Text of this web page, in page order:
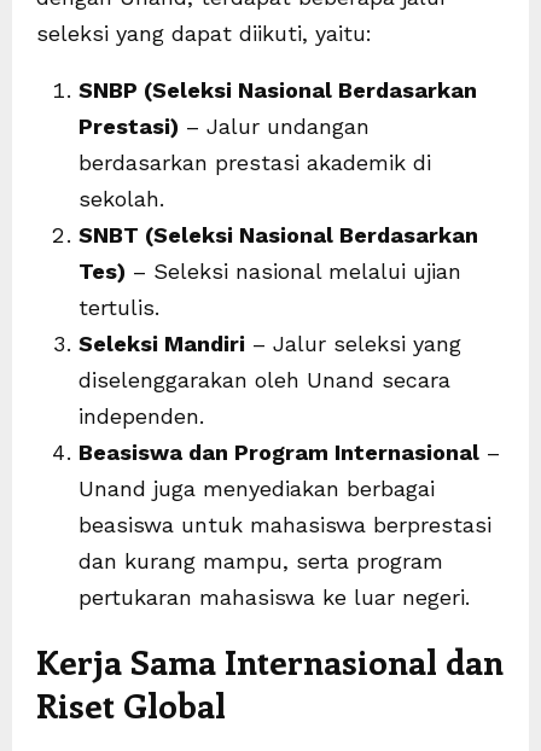
seleksi yang dapat diikuti, yaitu:
SNBP (Seleksi Nasional Berdasarkan
Prestasi) – Jalur undangan
berdasarkan prestasi akademik di
sekolah.
SNBT (Seleksi Nasional Berdasarkan
Tes) – Seleksi nasional melalui ujian
tertulis.
Seleksi Mandiri – Jalur seleksi yang
diselenggarakan oleh Unand secara
independen.
Beasiswa dan Program Internasional –
Unand juga menyediakan berbagai
beasiswa untuk mahasiswa berprestasi
dan kurang mampu, serta program
pertukaran mahasiswa ke luar negeri.
Kerja Sama Internasional dan
Riset Global